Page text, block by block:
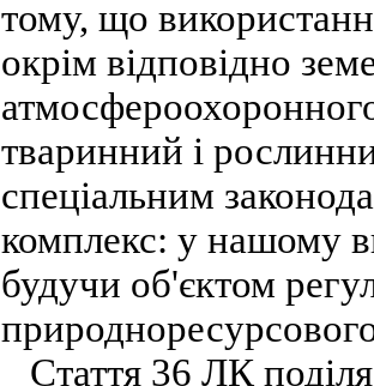
тому, що
окрім відповідно
тваринний і
спеціальним
комплекс: у нашому
будучи об'єктом
Стаття 36 ЛК